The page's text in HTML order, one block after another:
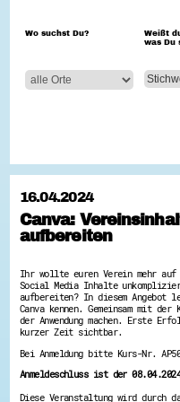
Wo suchst Du?
Weißt
was Du
16.04.2024
Canva:
aufbereiten
Ihr wollte euren Verein mehr
Social Media Inhalte
aufbereiten? In diesem Angebot
Canva kennen. Gemeinsam mit
der Anwendung machen. Erste
kurzer Zeit sichtbar.
Bei Anmeldung bitte Kurs-Nr.
Anmeldeschluss ist der
Diese Veranstaltung wird durch